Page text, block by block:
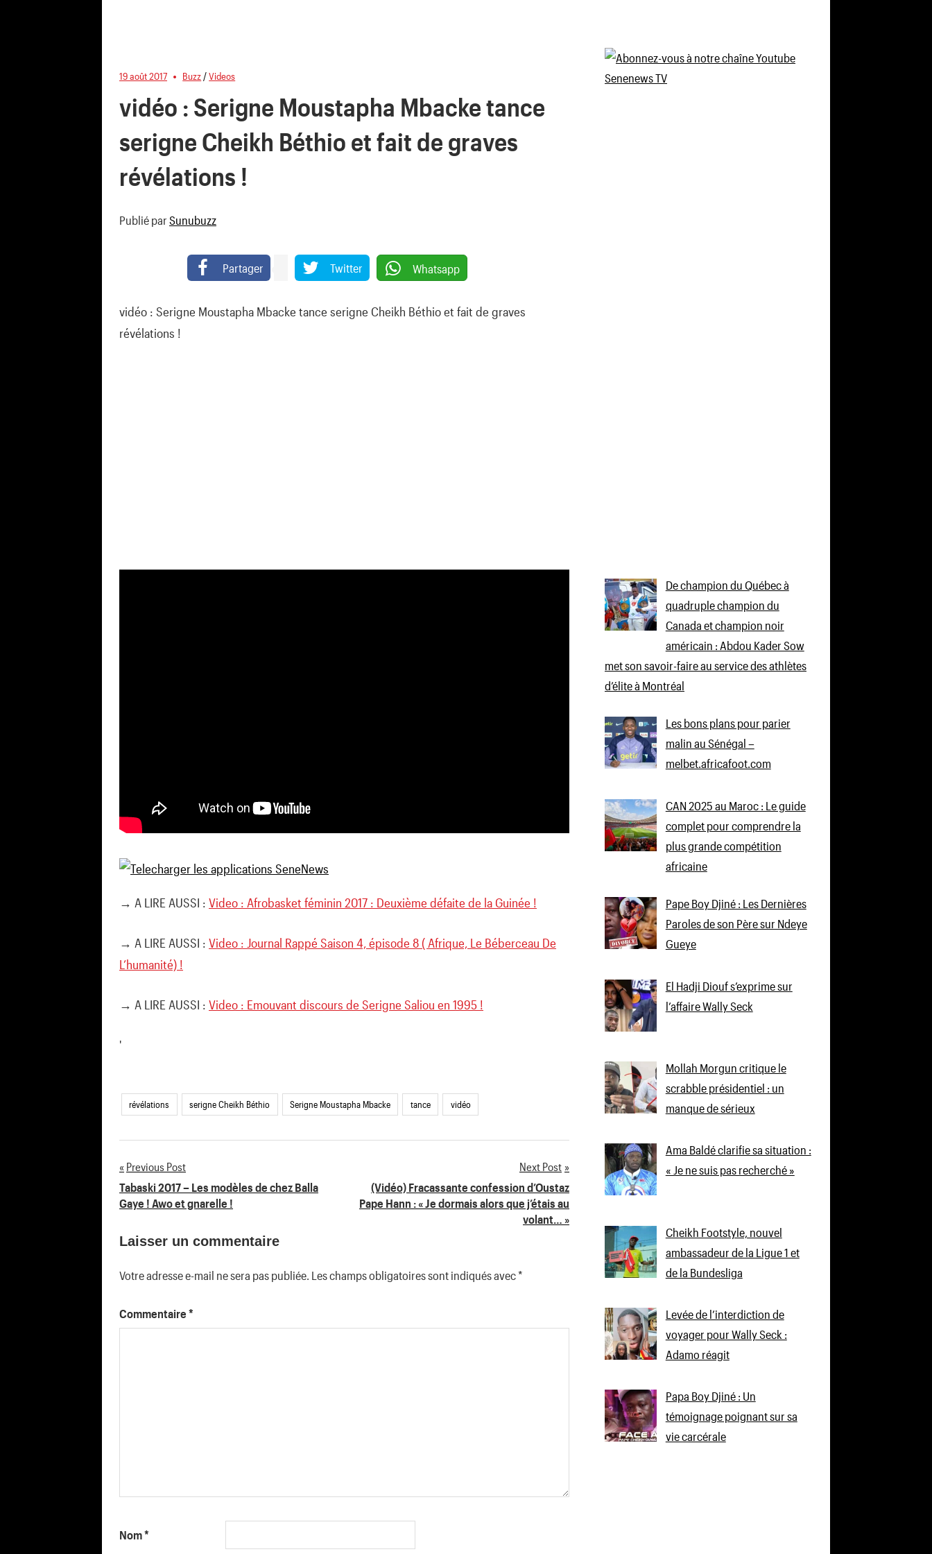
19 août 2017 Buzz /Videos
vidéo : Serigne Moustapha Mbacke tance
serigne Cheikh Béthio et fait de graves
révélations !
Publié par Sunubuzz
Partager Twitter Whatsapp
vidéo : Serigne Moustapha Mbacke tance serigne Cheikh Béthio et fait de graves
révélations !
→ A LIRE AUSSI : Video : Afrobasket féminin 2017 : Deuxième défaite de la Guinée !
→ A LIRE AUSSI : Video : Journal Rappé Saison 4, épisode 8 ( Afrique, Le Béberceau De
L’humanité) !
→ A LIRE AUSSI : Video : Emouvant discours de Serigne Saliou en 1995 !
'
révélations serigne Cheikh Béthio Serigne Moustapha Mbacke tance vidéo
Navigation
de
l’article
Previous Post
Tabaski 2017 – Les modèles de chez Balla
Gaye ! Awo et gnarelle !
Next Post
(Vidéo) Fracassante confession d’Oustaz
Pape Hann : « Je dormais alors que j’étais au
volant… »
Laisser un commentaire
Votre adresse e-mail ne sera pas publiée. Les champs obligatoires sont indiqués avec*
Commentaire *
Nom*
De champion du Québec à
quadruple champion du
Canada et champion noir
américain : Abdou Kader Sow
met son savoir-faire au service des athlètes
d’élite à Montréal
Les bons plans pour parier
malin au Sénégal –
melbet.africafoot.com
CAN 2025 au Maroc : Le guide
complet pour comprendre la
plus grande compétition
africaine
Pape Boy Djiné : Les Dernières
Paroles de son Père sur Ndeye
Gueye
El Hadji Diouf s’exprime sur
l’affaire Wally Seck
Mollah Morgun critique le
scrabble présidentiel : un
manque de sérieux
Ama Baldé clarifie sa situation :
« Je ne suis pas recherché »
Cheikh Footstyle, nouvel
ambassadeur de la Ligue 1 et
de la Bundesliga
Levée de l’interdiction de
voyager pour Wally Seck :
Adamo réagit
Papa Boy Djiné : Un
témoignage poignant sur sa
vie carcérale